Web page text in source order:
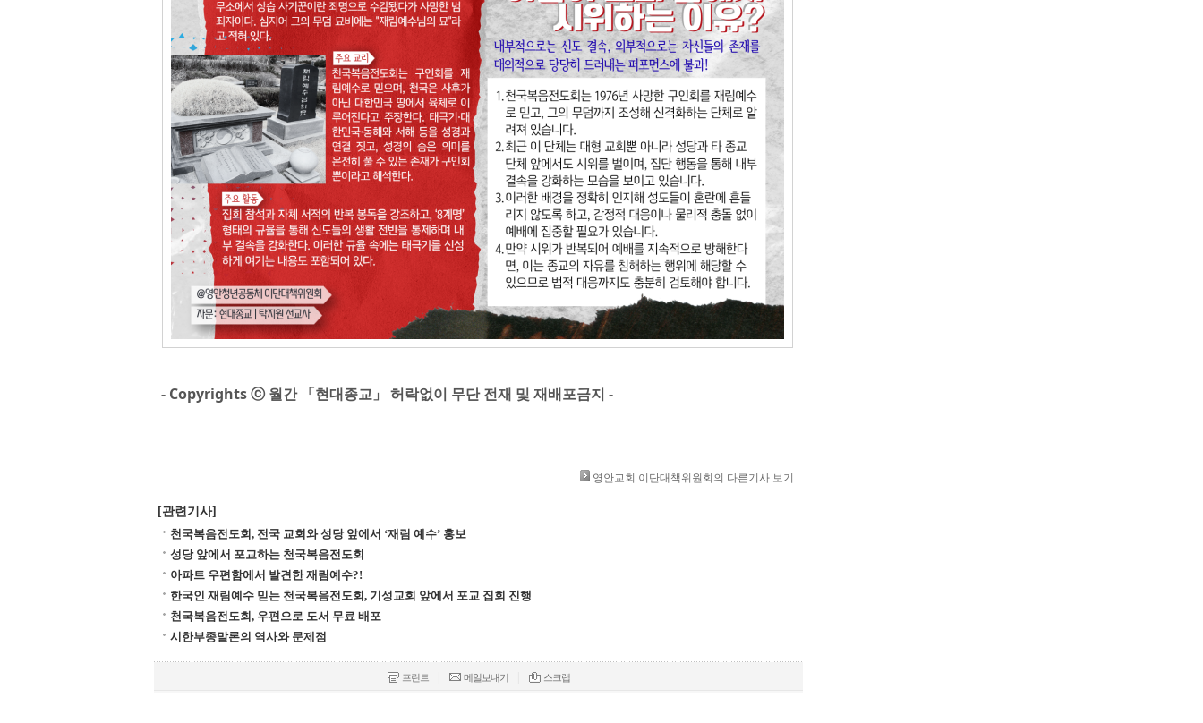
- Copyrights ⓒ 월간 「현대종교」 허락없이 무단 전재 및 재배포금지 -​ ​
영안교회 이단대책위원회의 다른기사 보기
[관련기사]
천국복음전도회, 전국 교회와 성당 앞에서 ‘재림 예수’ 홍보
성당 앞에서 포교하는 천국복음전도회
아파트 우편함에서 발견한 재림예수?!
한국인 재림예수 믿는 천국복음전도회, 기성교회 앞에서 포교 집회 진행
천국복음전도회, 우편으로 도서 무료 배포
시한부종말론의 역사와 문제점
프린트 메일보내기 스크랩